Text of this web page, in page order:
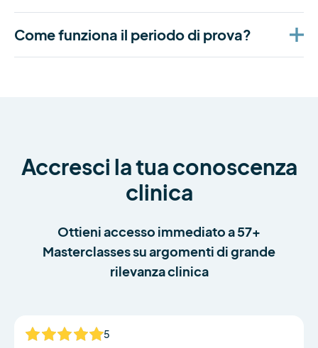
Come funziona il periodo di prova?
Accresci la tua conoscenza
clinica
Ottieni accesso immediato a 57+
Masterclasses su argomenti di grande
rilevanza clinica
5